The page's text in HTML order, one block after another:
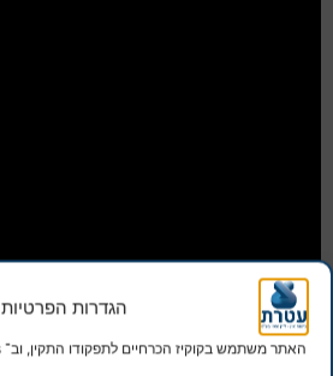
הגדרות הפרטיות
האתר משתמש בקוקיז הכרחיים לתפקודו התקין, וב־ Google Maps להצגת מיקום.